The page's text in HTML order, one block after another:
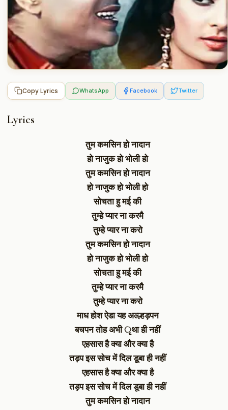
Copy Lyrics WhatsApp Facebook Twitter
Lyrics
तुम कमसिन हो नादान
हो नाजुक हो भोली हो
तुम कमसिन हो नादान
हो नाजुक हो भोली हो
सोचता हु मई की
तुम्हे प्यार ना करमै
तुम्हे प्यार ना करो
तुम कमसिन हो नादान
हो नाजुक हो भोली हो
सोचता हु मई की
तुम्हे प्यार ना करमै
तुम्हे प्यार ना करो
माध होश ऐडा यह अल्ल्हड़पन
बचपन तोह अभी ृथा ही नहीं
एहसास है क्या और क्या है
तड़प इस सोच में दिल डूबा ही नहीं
एहसास है क्या और क्या है
तड़प इस सोच में दिल डूबा ही नहीं
तुम कमसिन हो नादान